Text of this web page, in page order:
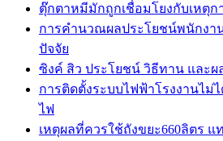
ตุ๊กตาหมีมักถูกเชื่อมโยงกับเหตุ
การคำนวณผลประโยชน์พนักงา
ปัจจัย
ซิงค์ สิว ประโยชน์ วิธีทาน และผ
การติดตั้งระบบไฟฟ้าโรงงานไม่
ไฟ
เหตุผลที่ควรใช้ถังขยะ660ลิตร แ